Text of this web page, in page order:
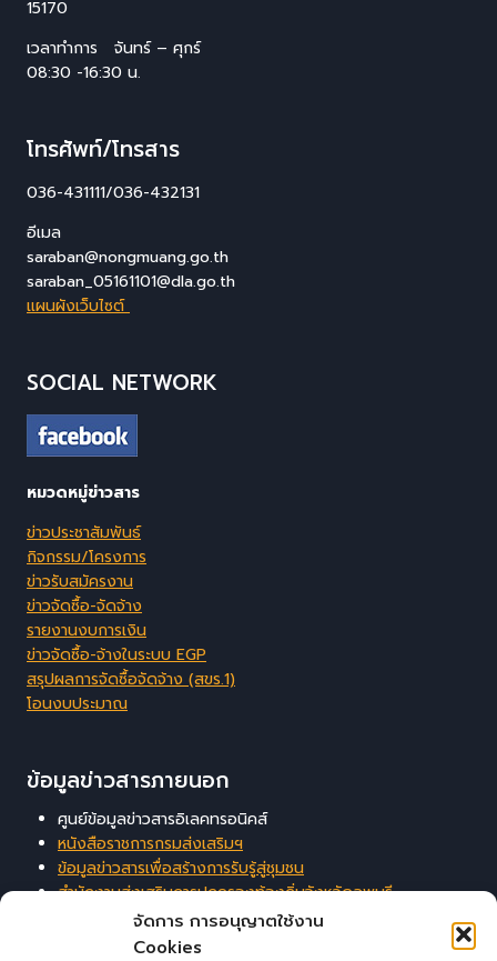
จัดการ การอนุญาตใช้งาน
Cookies
15170
เวลาทำการ จันทร์ – ศุกร์
08:30 -16:30 น.
โทรศัพท์/โทรสาร
036-431111/036-432131
อีเมล
saraban@nongmuang.go.th
saraban_05161101@dla.go.th
แผนผังเว็บไซต์
SOCIAL NETWORK
หมวดหมู่ข่าวสาร
ข่าวประชาสัมพันธ์
กิจกรรม/โครงการ
ข่าวรับสมัครงาน
ข่าวจัดซื้อ-จัดจ้าง
รายงานงบการเงิน
ข่าวจัดซื้อ-จ้างในระบบ EGP
สรุปผลการจัดซื้อจัดจ้าง (สขร.1)
โอนงบประมาณ
ข้อมูลข่าวสารภายนอก
ศูนย์ข้อมูลข่าวสารอิเลคทรอนิคส์
หนังสือราชการกรมส่งเสริมฯ
ข้อมูลข่าวสารเพื่อสร้างการรับรู้สู่ชุมชน
สำนักงานส่งเสริมการปกครองท้องถิ่นจังหวัดลพบุรี
ระบบสารสนเทศสนับสนุนการบริหารจัดการของ อปท.